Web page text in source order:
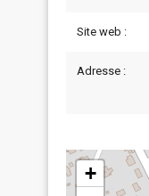
Site web :
Adresse :
+